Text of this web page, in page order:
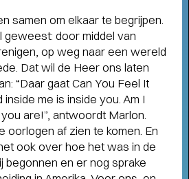
Short story
100 JAAR- Legendarische
op de Drafbaan
samen om elkaar te begrijpen.
geweest: door middel van
op weg naar een wereld
Dat wil de Heer ons laten
“Daar gaat Can You Feel It
me is inside you. Am I
are!”, antwoordt Marlon.
oorlogen af zien te komen. En
ook over hoe het was in de
begonnen en er nog sprake